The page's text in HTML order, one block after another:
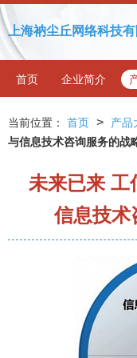
上海衲尘丘网络科技有
首页 企业简介
当前位置： 首页 > 产品
与信息技术咨询服务的战
未来已来 工
信息技术